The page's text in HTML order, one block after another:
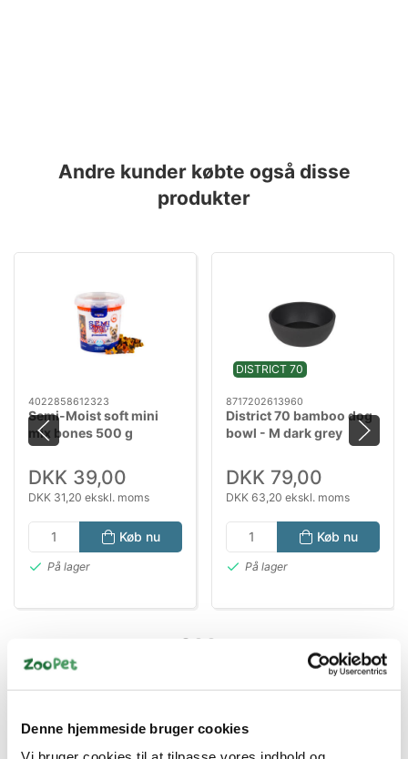
Denne hjemmeside bruger cookies
Andre kunder købte også disse
produkter
4022858612323
Semi-Moist soft mini
mix bones 500 g
DKK 39,00
DKK 31,20 ekskl. moms
Køb nu
På lager
DISTRICT 70
8717202613960
District 70 bamboo dog
bowl - M dark grey
DKK 79,00
DKK 63,20 ekskl. moms
Køb nu
På lager